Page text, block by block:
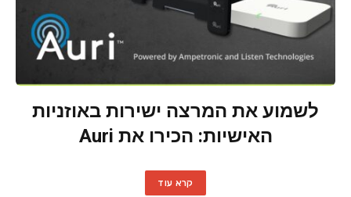
לשמוע את המרצה ישירות באוזניות
האישיות: הכירו את Auri
קרא עוד